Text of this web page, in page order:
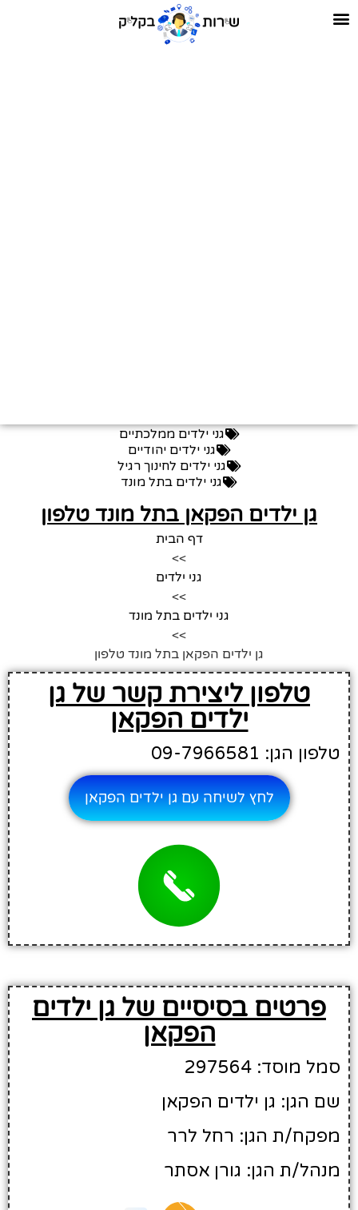
גני ילדים ממלכתיים
גני ילדים יהודיים
גני ילדים לחינוך רגיל
גני ילדים בתל מונד
גן ילדים הפקאן בתל מונד טלפון
דף הבית
>>
גני ילדים
>>
גני ילדים בתל מונד
>>
גן ילדים הפקאן בתל מונד טלפון
טלפון ליצירת קשר של גן
ילדים הפקאן
טלפון הגן: 09-7966581
לחץ לשיחה עם גן ילדים הפקאן
פרטים בסיסיים של גן ילדים
הפקאן
סמל מוסד: 297564
שם הגן: גן ילדים הפקאן
מפקח/ת הגן: רחל לרר
מנהל/ת הגן: גורן אסתר